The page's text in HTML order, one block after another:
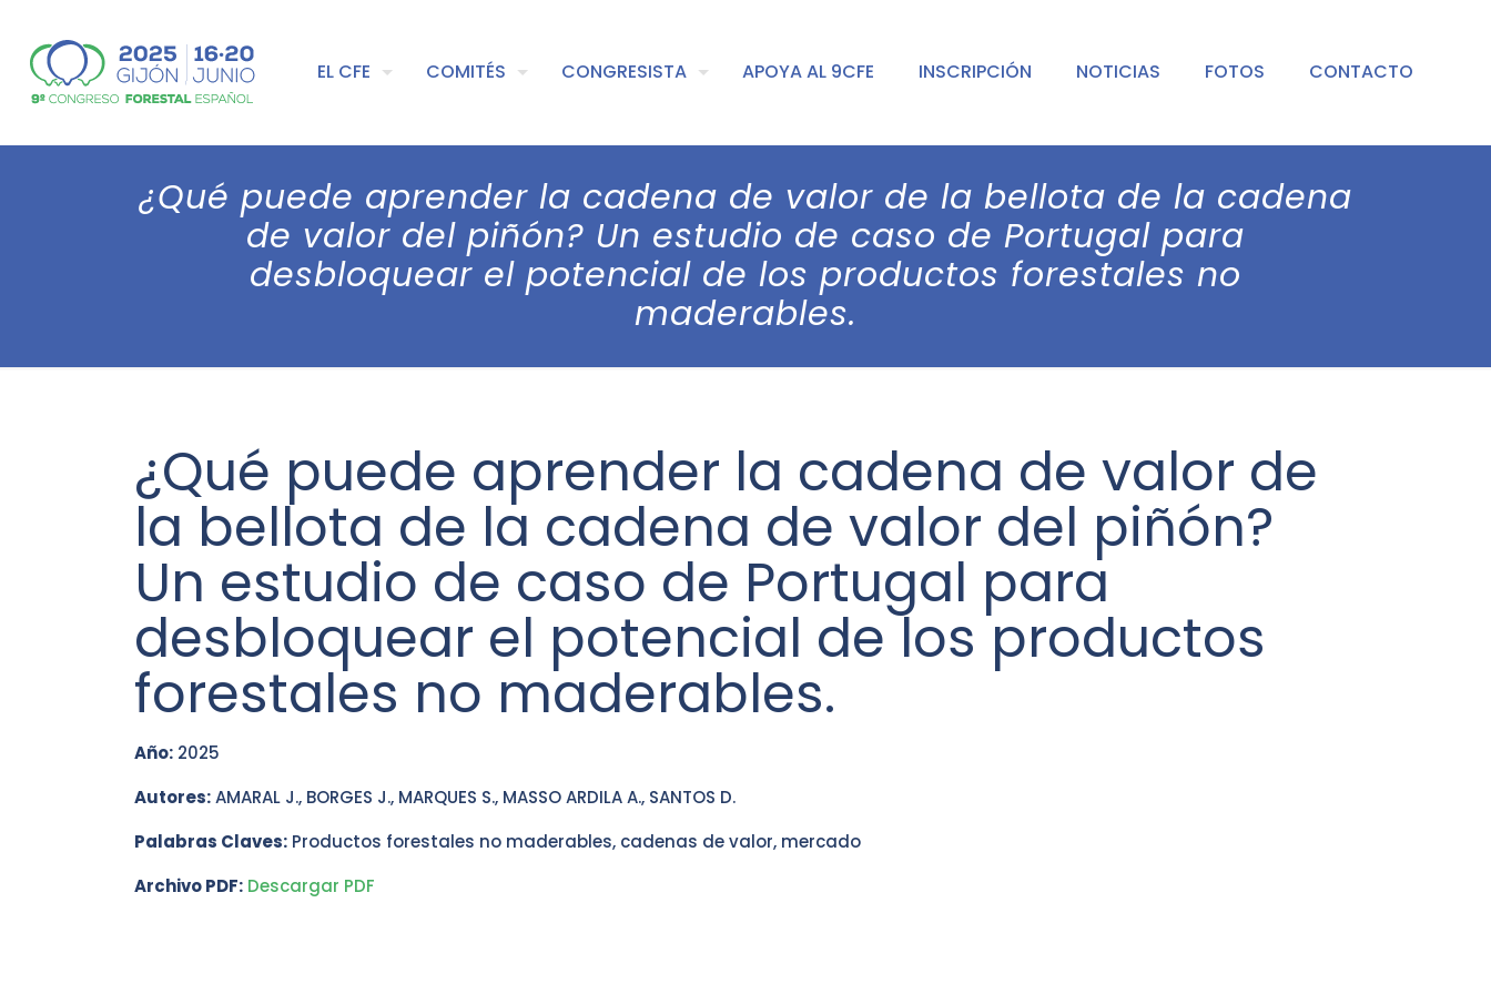
EL CFE COMITÉS CONGRESISTA APOYA AL 9CFE INSCRIPCIÓN NOTICIAS FOTOS CONTACTO
¿Qué puede aprender la cadena de valor de la bellota de la cadena
de valor del piñón? Un estudio de caso de Portugal para
desbloquear el potencial de los productos forestales no
maderables.
¿Qué puede aprender la cadena de valor de
la bellota de la cadena de valor del piñón?
Un estudio de caso de Portugal para
desbloquear el potencial de los productos
forestales no maderables.
Año: 2025
Autores:AMARAL J., BORGES J., MARQUES S., MASSO ARDILA A., SANTOS D.
Palabras Claves: Productos forestales no maderables, cadenas de valor, mercado
Archivo PDF: Descargar PDF